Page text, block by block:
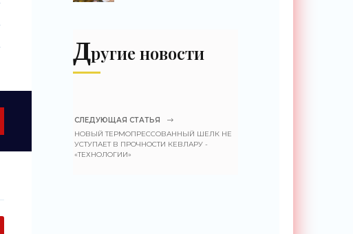
Другие новости
СЛЕДУЮЩАЯ СТАТЬЯ
НОВЫЙ ТЕРМОПРЕССОВАННЫЙ ШЕЛК НЕ
УСТУПАЕТ В ПРОЧНОСТИ КЕВЛАРУ -
«ТЕХНОЛОГИИ»